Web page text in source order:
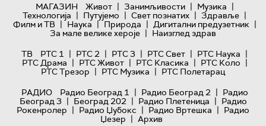
МАГАЗИН
Живот | Занимљивости | Музика |
Технологијa | Путујемо | Свет познатих | Здравље |
Филм и ТВ | Наука | Природа | Дигитални предузетник |
За мале велике хероје | Наизглед здрав
ТВ
РТС 1 | РТС 2 | РТС 3 | РТС Свет | РТС Наука |
РТС Драма | РТС Живот | РТС Класика | РТС Коло |
РТС Трезор | РТС Музика | РТС Полетарац
РАДИО
Радио Београд 1 | Радио Београд 2 | Радио
Београд 3 | Београд 202 | Радио Плетеница | Радио
Рокенролер | Радио Џубокс | Радио Вртешка | Радио
Џезер | Архив